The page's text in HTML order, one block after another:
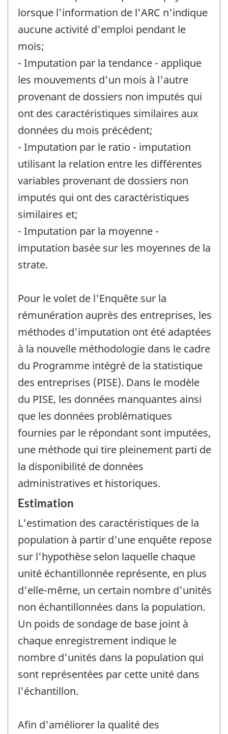
lorsque l'information de l'ARC n'indique
aucune activité d'emploi pendant le
mois;
- Imputation par la tendance - applique
les mouvements d'un mois à l'autre
provenant de dossiers non imputés qui
ont des caractéristiques similaires aux
données du mois précédent;
- Imputation par le ratio - imputation
utilisant la relation entre les différentes
variables provenant de dossiers non
imputés qui ont des caractéristiques
similaires et;
- Imputation par la moyenne -
imputation basée sur les moyennes de la
strate.
Pour le volet de l'Enquête sur la
rémunération auprès des entreprises, les
méthodes d'imputation ont été adaptées
à la nouvelle méthodologie dans le cadre
du Programme intégré de la statistique
des entreprises (PISE). Dans le modèle
du PISE, les données manquantes ainsi
que les données problématiques
fournies par le répondant sont imputées,
une méthode qui tire pleinement parti de
la disponibilité de données
administratives et historiques.
Estimation
L'estimation des caractéristiques de la
population à partir d'une enquête repose
sur l'hypothèse selon laquelle chaque
unité échantillonnée représente, en plus
d'elle-même, un certain nombre d'unités
non échantillonnées dans la population.
Un poids de sondage de base joint à
chaque enregistrement indique le
nombre d'unités dans la population qui
sont représentées par cette unité dans
l'échantillon.
Afin d'améliorer la qualité des